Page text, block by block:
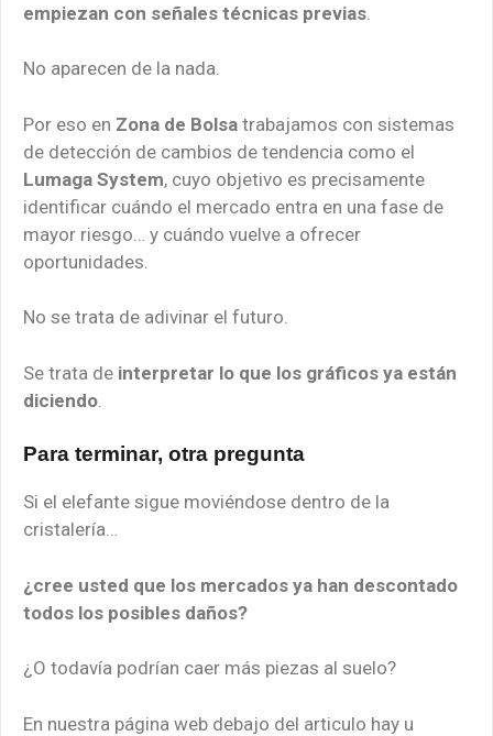
empiezan con señales técnicas previas
No aparecen de la nada.
Por eso en Zona de Bolsa trabajamos con sistemas
de detección de cambios de tendencia como el
Lumaga System, cuyo objetivo es precisamente
identificar cuándo el mercado entra en una fase de
mayor riesgo… y cuándo vuelve a ofrecer
oportunidades.
No se trata de adivinar el futuro.
Se trata de interpretar lo que los gráficos ya están
diciendo
Para terminar, otra pregunta
Si el elefante sigue moviéndose dentro de la
cristalería…
¿cree usted que los mercados ya han descontado
todos los posibles daños?
¿O todavía podrían caer más piezas al suelo?
En nuestra página web debajo del articulo hay u